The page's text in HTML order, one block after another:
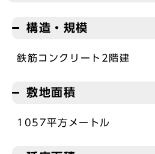
構造・規模
鉄筋コンクリート2階建
敷地面積
1057平方メートル